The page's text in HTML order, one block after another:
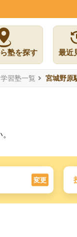
塾を探す 最近
習塾一覧 宮城野原
変更